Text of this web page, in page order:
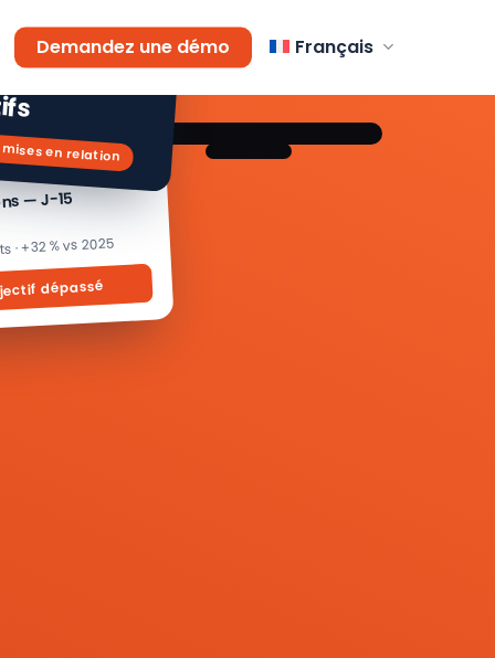
Demandez une démo Français
— J-15
· +32 % vs 2025
dépassé
de
mises en relation